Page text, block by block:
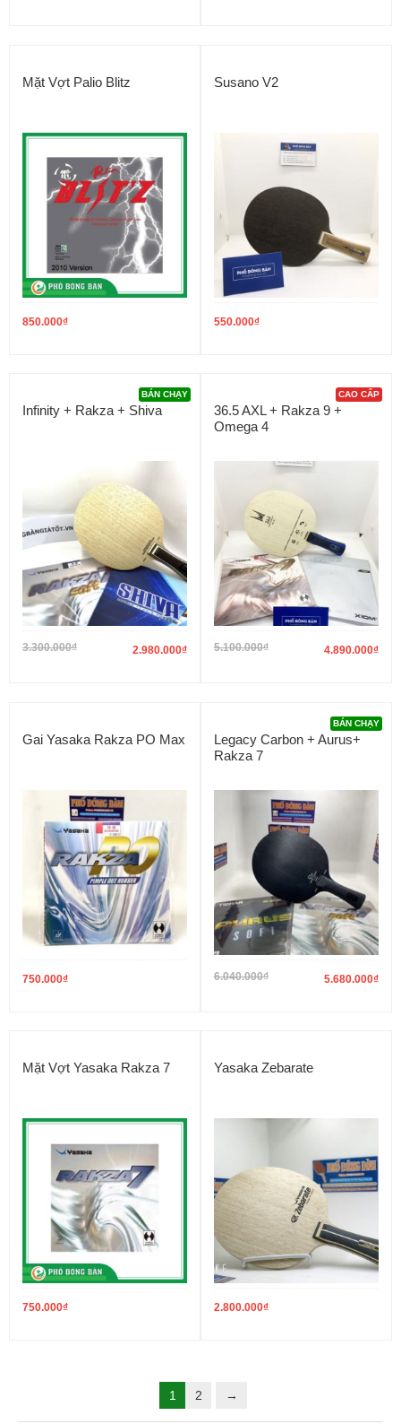
Mặt Vợt Palio Blitz
850.000₫
Susano V2
550.000₫
Infinity + Rakza + Shiva
3.300.000₫ 2.980.000₫
BÁN CHẠY
36.5 AXL + Rakza 9 +
Omega 4
5.100.000₫ 4.890.000₫
CAO CẤP
Gai Yasaka Rakza PO Max
750.000₫
Legacy Carbon + Aurus+
Rakza 7
6.040.000₫ 5.680.000₫
BÁN CHẠY
Mặt Vợt Yasaka Rakza 7
750.000₫
Yasaka Zebarate
2.800.000₫
1 2 →